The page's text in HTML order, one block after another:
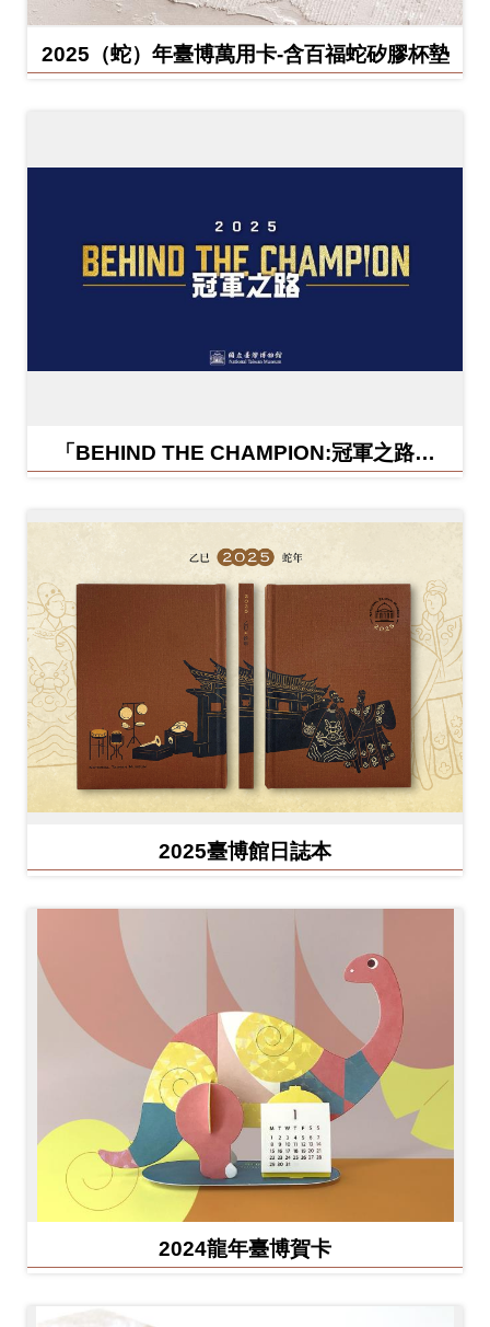
2025（蛇）年臺博萬用卡-含百福蛇矽膠杯墊
「BEHIND THE CHAMPION:冠軍之路特
2025臺博館日誌本
2024龍年臺博賀卡